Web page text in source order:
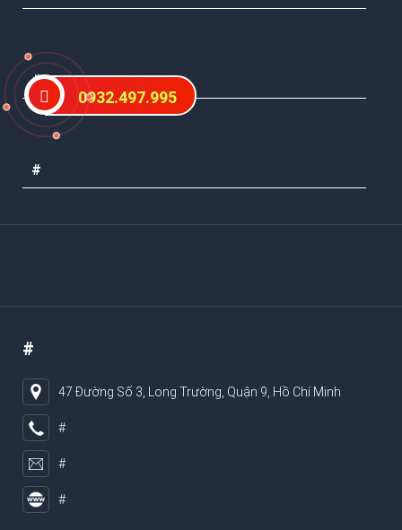
#
#
#
47 Đường Số 3, Long Trường, Quận 9, Hồ Chí Minh
#
#
#
0932.497.995